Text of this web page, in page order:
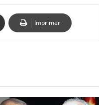
Imprimer